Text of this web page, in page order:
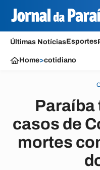
Últimas NotíciasEsportes
Home>cotidiano
Paraíba
casos de
mortes